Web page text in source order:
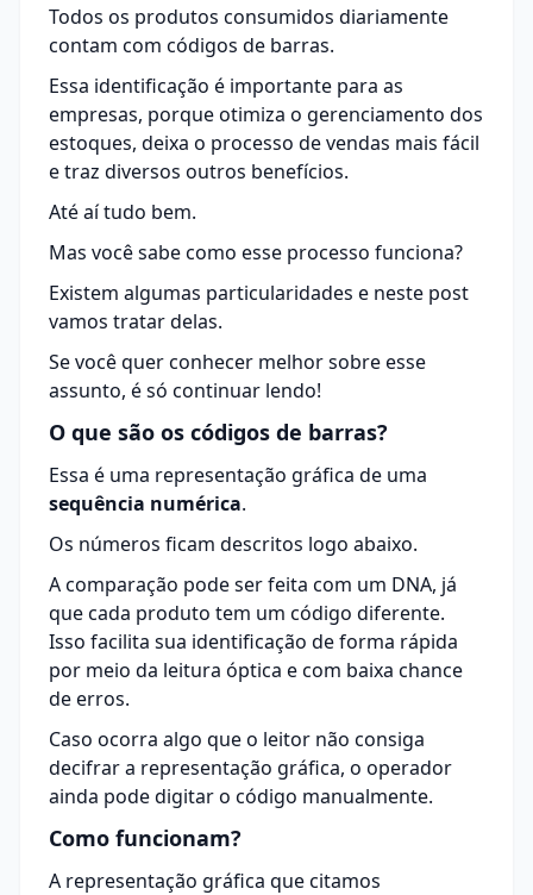
Todos os produtos consumidos diariamente
contam com códigos de barras.
Essa identificação é importante para as
empresas, porque otimiza o gerenciamento dos
estoques, deixa o processo de vendas mais fácil
e traz diversos outros benefícios.
Até aí tudo bem.
Mas você sabe como esse processo funciona?
Existem algumas particularidades e neste post
vamos tratar delas.
Se você quer conhecer melhor sobre esse
assunto, é só continuar lendo!
O que são os códigos de barras?
Essa é uma representação gráfica de uma
sequência numérica.
Os números ficam descritos logo abaixo.
A comparação pode ser feita com um DNA, já
que cada produto tem um código diferente.
Isso facilita sua identificação de forma rápida
por meio da leitura óptica e com baixa chance
de erros.
Caso ocorra algo que o leitor não consiga
decifrar a representação gráfica, o operador
ainda pode digitar o código manualmente.
Como funcionam?
A representação gráfica que citamos